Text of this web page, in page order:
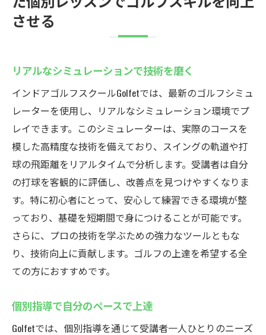
させる
リアルなシミュレーションで技術を磨く
インドアゴルフスクールGolfetでは、最新のゴルフシミュ
レーターを使用し、リアルなシミュレーション環境でプ
レイできます。このシミュレーターは、実際のコースを
模した高精度な技術を備えており、スイングの軌道や打
球の飛距離をリアルタイムで分析します。受講者は自分
の打球を客観的に評価し、改善点を見つけやすくなりま
す。特に初心者にとって、安心して練習できる環境が整
っており、基礎を短期間で身につけることが可能です。
さらに、プロの技術を学ぶための強力なツールともな
り、技術向上に貢献します。ゴルフの上達を希望する全
ての方におすすめです。
個別指導で自分のペースで上達
Golfetでは、個別指導を通じて受講者一人ひとりのニーズ